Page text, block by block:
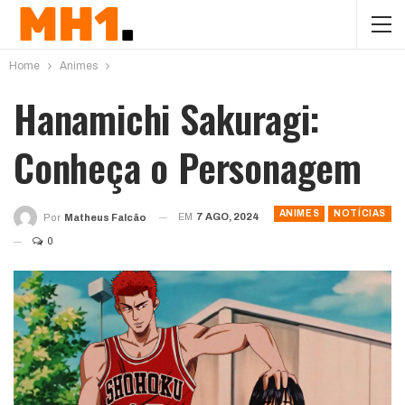
Home Animes
Hanamichi Sakuragi:
Conheça o Personagem
ANIMES NOTÍCIAS
Por Matheus Falcão EM 7 AGO, 2024
0